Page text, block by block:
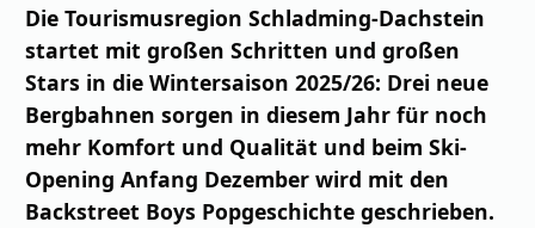
Die Tourismusregion Schladming-Dachstein
startet mit großen Schritten und großen
Stars in die Wintersaison 2025/26: Drei neue
Bergbahnen sorgen in diesem Jahr für noch
mehr Komfort und Qualität und beim Ski-
Opening Anfang Dezember wird mit den
Backstreet Boys Popgeschichte geschrieben.